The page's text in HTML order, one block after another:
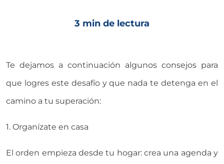
3 min de lectura
Te dejamos a continuación algunos consejos para
que logres este desafío y que nada te detenga en el
camino a tu superación:
1. Organízate en casa
El orden empieza desde tu hogar: crea una agenda y